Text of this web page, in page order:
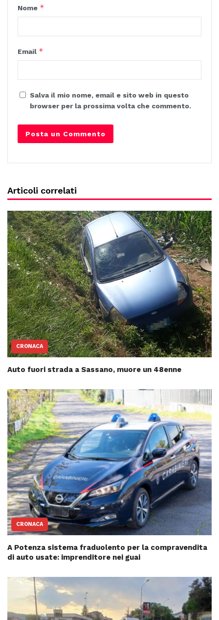
Nome *
Email *
Salva il mio nome, email e sito web in questo
browser per la prossima volta che commento.
Articoli correlati
CRONACA
Auto fuori strada a Sassano, muore un 48enne
CRONACA
A Potenza sistema fraduolento per la compravendita
di auto usate: imprenditore nei guai